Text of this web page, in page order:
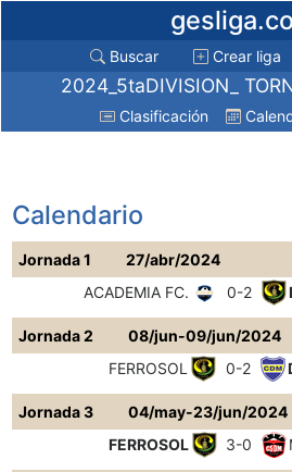
Buscar
Crear liga
2024_5taDIVISION_
Clasificación
Calendario
Jornada 1
27/abr/2024
ACADEMIA FC.
0-2
Jornada 2
08/jun-09/jun/2024
FERROSOL
0-2
Jornada 3
04/may-23/jun/2024
FERROSOL
3-0